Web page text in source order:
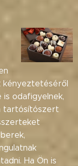
kényeztetéséről
is odafigyelnek,
tartósítószert
Ha Ön is